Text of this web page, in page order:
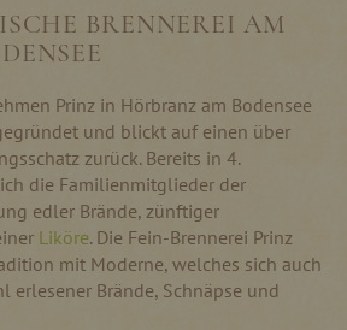
BRENNEREI AM
Prinz in Hörbranz am Bodensee
und blickt auf einen über
zurück. Bereits in 4.
die Familienmitglieder der
edler Brände, zünftiger
Liköre. Die Fein-Brennerei Prinz
mit Moderne, welches sich auch
erlesener Brände, Schnäpse und